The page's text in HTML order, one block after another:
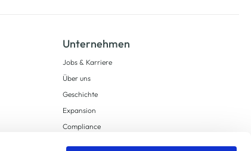
Unternehmen
Jobs & Karriere
Über uns
Geschichte
Expansion
Compliance